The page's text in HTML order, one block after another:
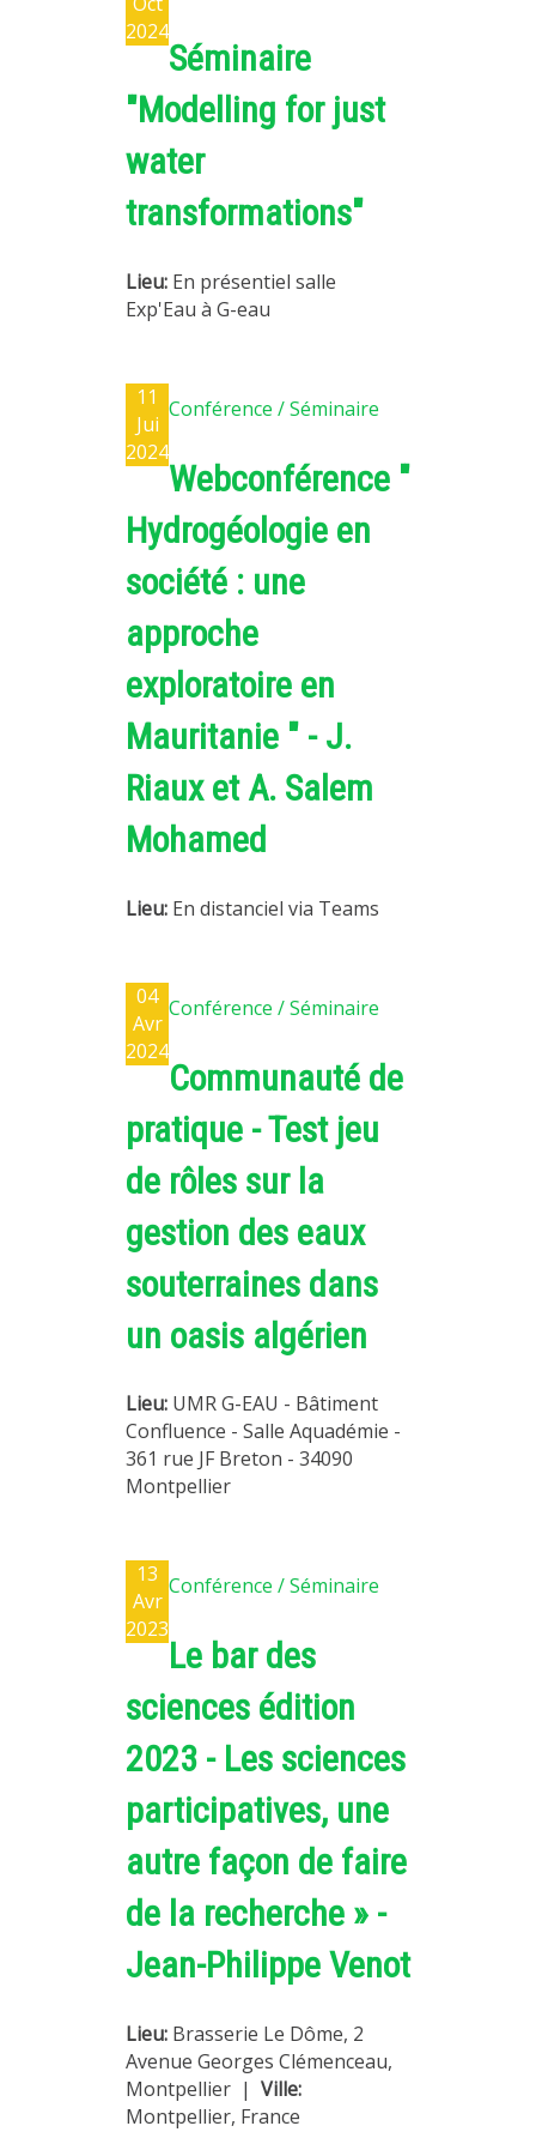
2024
Séminaire
"Modelling for just
water
transformations"
Lieu: En présentiel salle
Exp'Eau à G-eau
11
Jui
2024
Conférence / Séminaire
Webconférence "
Hydrogéologie en
société : une
approche
exploratoire en
Mauritanie " - J.
Riaux et A. Salem
Mohamed
Lieu: En distanciel via Teams
04
Avr
2024
Conférence / Séminaire
Communauté de
pratique - Test jeu
de rôles sur la
gestion des eaux
souterraines dans
un oasis algérien
Lieu: UMR G-EAU - Bâtiment
Confluence - Salle Aquadémie -
361 rue JF Breton - 34090
Montpellier
13
Avr
2023
Conférence / Séminaire
Le bar des
sciences édition
2023 - Les sciences
participatives, une
autre façon de faire
de la recherche » -
Jean-Philippe Venot
Lieu: Brasserie Le Dôme, 2
Avenue Georges Clémenceau,
Montpellier | Ville:
Montpellier, France